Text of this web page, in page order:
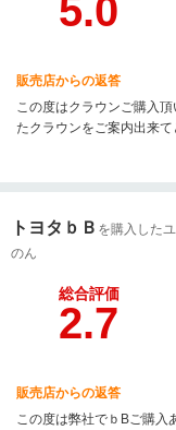
5.0
販売店からの返答
この度はクラウンご購入
たクラウンをご案内出来
トヨタｂＢ を購入した
のん
総合評価
2.7
販売店からの返答
この度は弊社でｂBご購入